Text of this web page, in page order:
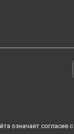
означает согласие с